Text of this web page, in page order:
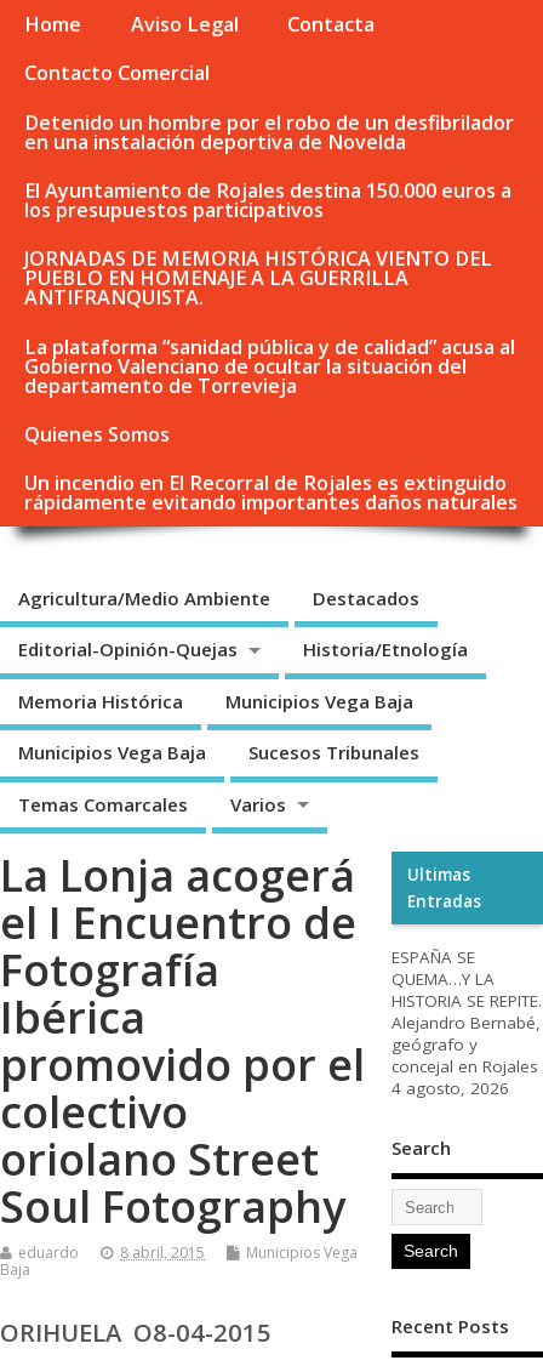
Home Aviso Legal
Contacta
Contacto Comercial
Detenido un hombre por el robo de un desfibrilador
en una instalación deportiva de Novelda
El Ayuntamiento de Rojales destina 150.000 euros a
los presupuestos participativos
JORNADAS DE MEMORIA HISTÓRICA VIENTO DEL
PUEBLO EN HOMENAJE A LA GUERRILLA
ANTIFRANQUISTA.
La plataforma “sanidad pública y de calidad” acusa al
Gobierno Valenciano de ocultar la situación del
departamento de Torrevieja
Quienes Somos
Un incendio en El Recorral de Rojales es extinguido
rápidamente evitando importantes daños naturales
Agricultura/Medio Ambiente Destacados
Editorial-Opinión-Quejas Historia/Etnología
Memoria Histórica Municipios Vega Baja
Municipios Vega Baja Sucesos Tribunales
Temas Comarcales Varios
La Lonja acogerá
el I Encuentro de
Fotografía
Ibérica
promovido por el
colectivo
oriolano Street
Soul Fotography
eduardo 8 abril, 2015
Municipios Vega
Baja
ORIHUELA O8-04-2015
Ultimas
Entradas
ESPAÑA SE
QUEMA…Y LA
HISTORIA SE REPITE.
Alejandro Bernabé,
geógrafo y
concejal en Rojales
4 agosto, 2026
Search
Recent Posts